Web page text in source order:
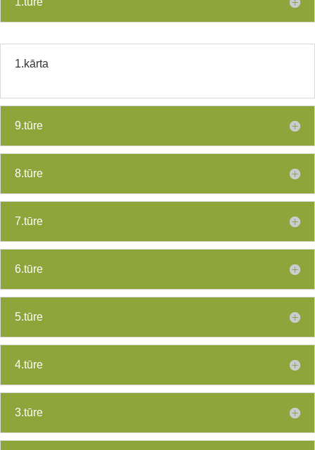
1.kārta
9.tūre
8.tūre
7.tūre
6.tūre
5.tūre
4.tūre
3.tūre